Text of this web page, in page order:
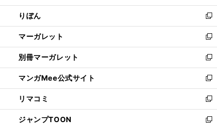
開
く
ウ
で
開
く
ン
ド
ウ
で
開
く
ウ
ィ
ン
ド
ウ
で
開
く
りぼん
新
し
い
ウ
ィ
ン
ド
ウ
で
開
く
マーガレット
新
し
い
ウ
ィ
ン
ド
ウ
で
別冊マーガレット
新
し
い
ウ
ィ
ン
ド
マンガMee公式サイト
新
し
い
ウ
ィ
リマコミ
新
し
い
ジャンプTOON 新